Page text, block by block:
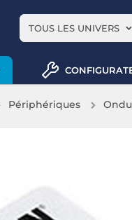
TOUS LES UNIVERS
Périphériques